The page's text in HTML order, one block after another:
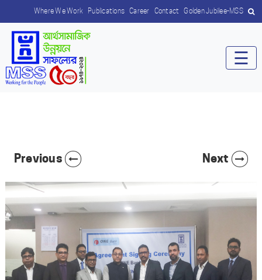
Where We Work Publications Career Contact Golden Jubilee-MSS
☰
Previous Next